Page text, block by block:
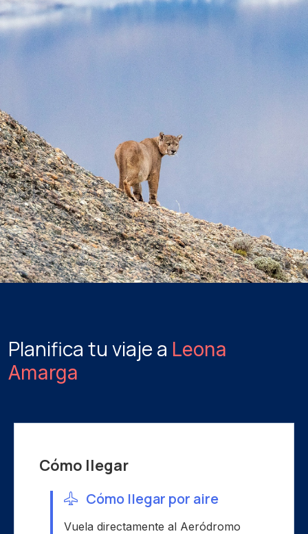
Planifica tu viaje a Leona
Amarga
Cómo llegar
Cómo llegar por aire
Vuela directamente al Aeródromo